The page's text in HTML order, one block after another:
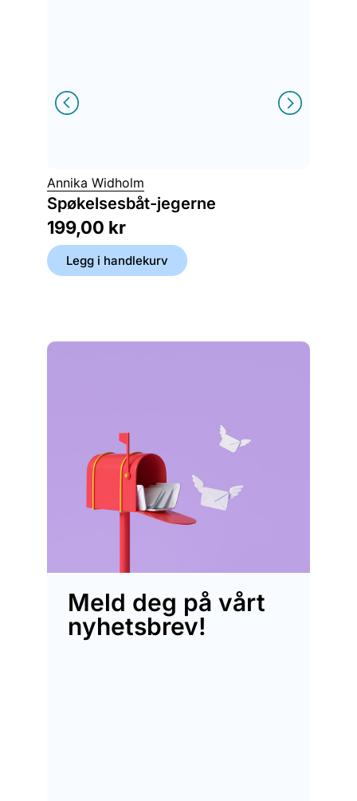
Annika Widholm
Spøkelsesbåt-jegerne
199,00 kr
Legg i handlekurv
Meld deg på vårt
nyhetsbrev!